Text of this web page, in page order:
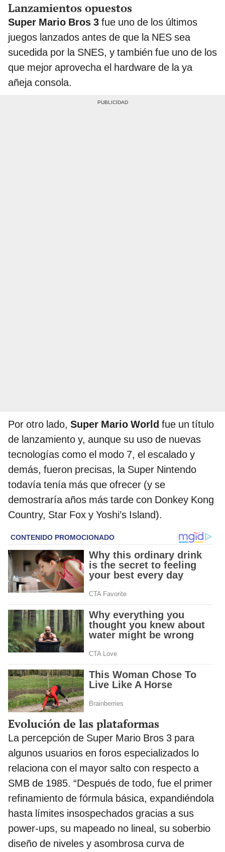
Lanzamientos opuestos
Super Mario Bros 3 fue uno de los últimos
juegos lanzados antes de que la NES sea
sucedida por la SNES, y también fue uno de los
que mejor aprovecha el hardware de la ya
añeja consola.
Por otro lado, Super Mario World fue un título
de lanzamiento y, aunque su uso de nuevas
tecnologías como el modo 7, el escalado y
demás, fueron precisas, la Super Nintendo
todavía tenía más que ofrecer (y se
demostraría años más tarde con Donkey Kong
Country, Star Fox y Yoshi’s Island).
Evolución de las plataformas
La percepción de Super Mario Bros 3 para
algunos usuarios en foros especializados lo
relaciona con el mayor salto con respecto a
SMB de 1985. “Después de todo, fue el primer
refinamiento de fórmula básica, expandiéndola
hasta límites insospechados gracias a sus
power-ups, su mapeado no lineal, su soberbio
diseño de niveles y asombrosa curva de